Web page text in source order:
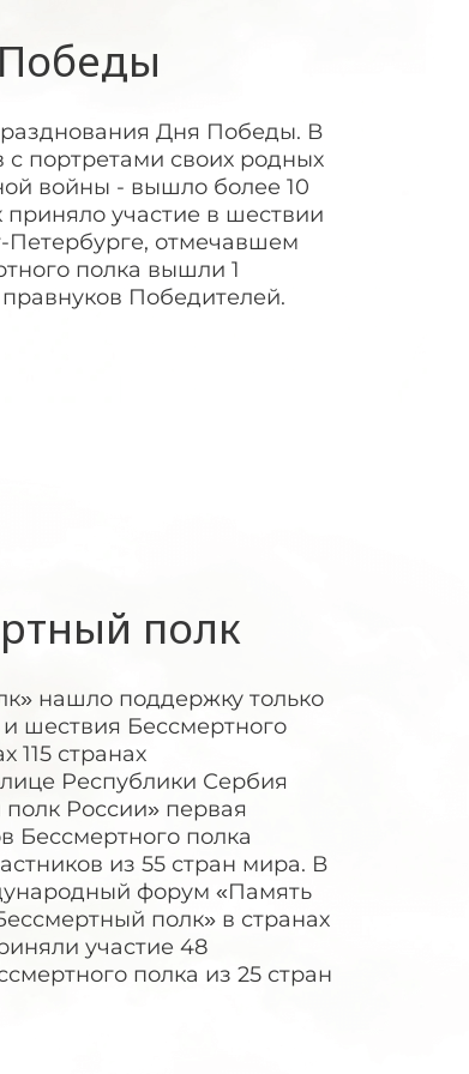
Дня Победы. В
с портретами своих родных
войны - вышло более 10
участие в шествии
Петербурге, отмечавшем
полка вышли 1
Победителей.
полк
нашло поддержку только
и шествия Бессмертного
115 странах
Республики Сербия
России» первая
Бессмертного полка
из 55 стран мира. В
форум «Память
полк» в странах
участие 48
полка из 25 стран